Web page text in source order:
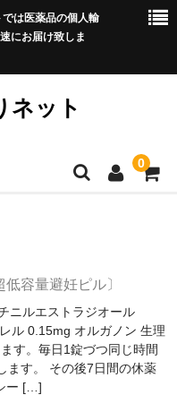
は医薬品の個人輸
にお届け致しま
ネット
0
容量避妊ピル〕
ニルエストラジオール
ル 0.15mg オルガノン 生理
す。毎日1錠づつ同じ時間
ます。 その後7日間の休薬
ー […]